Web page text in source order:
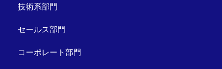
技術系部門
セールス部門
コーポレート部門